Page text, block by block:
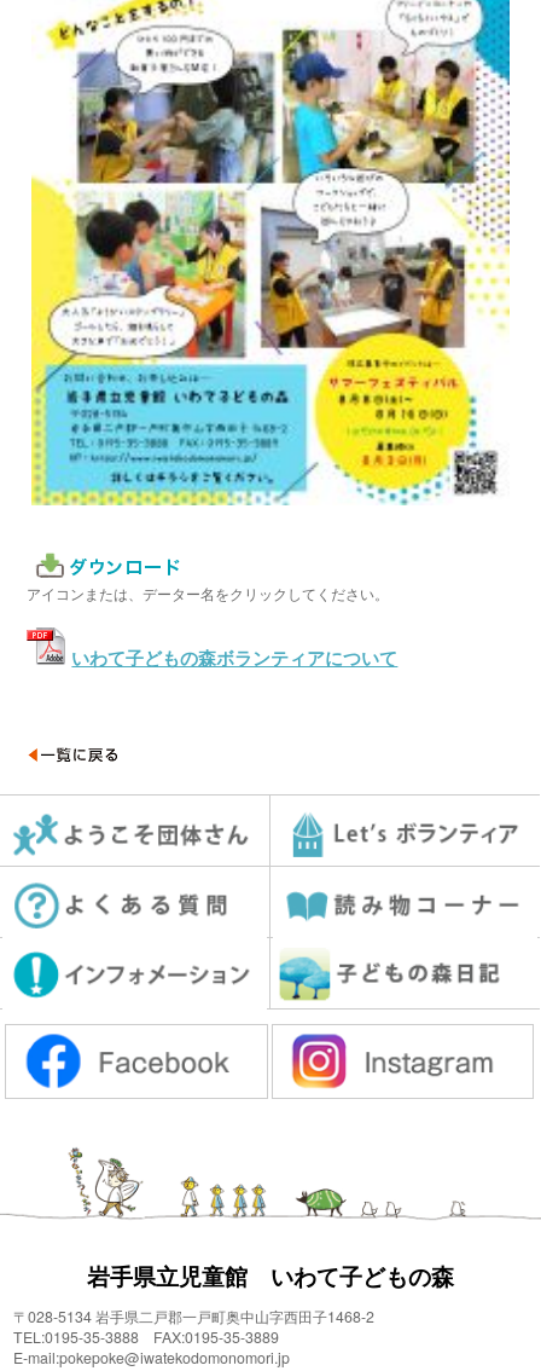
アイコンまたは、データー名をクリックしてください。
いわて子どもの森ボランティアについて
岩手県立児童館 いわて子どもの森
〒028-5134 岩手県二戸郡一戸町奥中山字西田子1468-2
TEL:0195-35-3888 FAX:0195-35-3889
E-mail:pokepoke@iwatekodomonomori.jp